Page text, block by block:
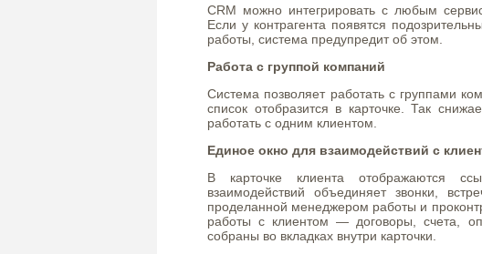
CRM можно интегрировать с любым
Если у контрагента появятся
работы, система предупредит об этом.
Работа с группой компаний
Система позволяет работать с группами
список отобразится в карточке. Так
работать с одним клиентом.
Единое окно для взаимодействий с
В карточке клиента отображаются
взаимодействий объединяет звонки,
проделанной менеджером работы и
работы с клиентом — договоры, счета,
собраны во вкладках внутри карточки.